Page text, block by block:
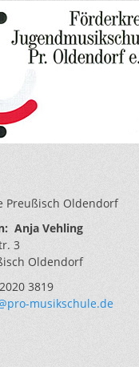
Preußisch Oldendorf
Anja Vehling
3
Oldendorf
3819
musikschule.de